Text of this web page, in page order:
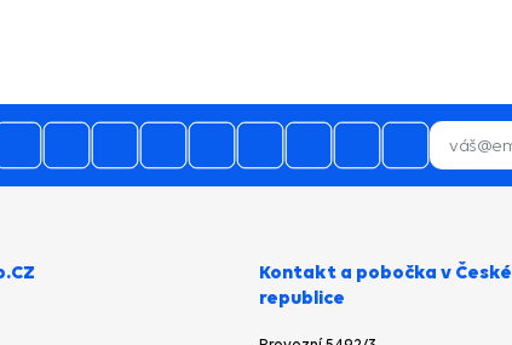
naprosto spokojen a budu
doporučovat ostatním.
Bezproblémová komunikace, rychlé
vyřešení drobného problému.